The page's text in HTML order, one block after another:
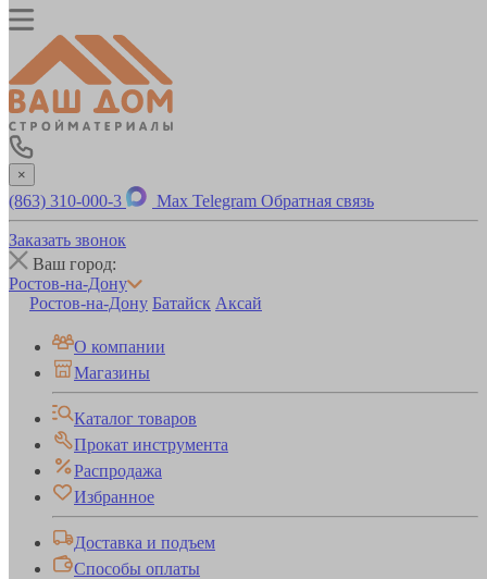
×
(863) 310-000-3 Max Telegram Обратная связь
Заказать звонок
Ваш город:
Ростов-на-Дону
Ростов-на-Дону Батайск Аксай
О компании
Магазины
Каталог товаров
Прокат инструмента
Распродажа
Избранное
Доставка и подъем
Способы оплаты